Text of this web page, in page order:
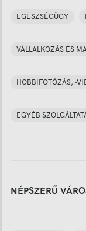
EGÉSZSÉGÜGY
VÁLLALKOZÁS ÉS
HOBBIFOTÓZÁS, -
EGYÉB
NÉPSZERŰ